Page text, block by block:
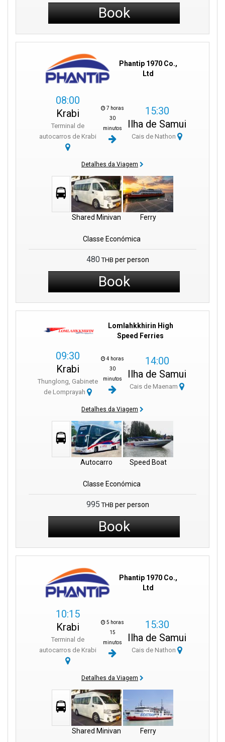
Book
Phantip 1970 Co.,
Ltd
08:00
Krabi
Terminal de
autocarros de Krabi
7 horas
30
minutos
15:30
Ilha de Samui
Cais de Nathon
Detalhes da Viagem
Shared Minivan Ferry
Classe Económica
480 THB per person
Book
Lomlahkkhirin High
Speed Ferries
09:30
Krabi
Thunglong, Gabinete
de Lomprayah
4 horas
30
minutos
14:00
Ilha de Samui
Cais de Maenam
Detalhes da Viagem
Autocarro Speed Boat
Classe Económica
995 THB per person
Book
Phantip 1970 Co.,
Ltd
10:15
Krabi
Terminal de
autocarros de Krabi
5 horas
15
minutos
15:30
Ilha de Samui
Cais de Nathon
Detalhes da Viagem
Shared Minivan Ferry